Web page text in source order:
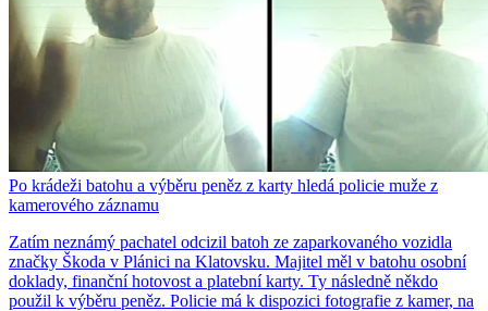
Po krádeži batohu a výběru peněz z karty hledá policie muže z
kamerového záznamu
Zatím neznámý pachatel odcizil batoh ze zaparkovaného vozidla
značky Škoda v Plánici na Klatovsku. Majitel měl v batohu osobní
doklady, finanční hotovost a platební karty. Ty následně někdo
použil k výběru peněz. Policie má k dispozici fotografie z kamer, na